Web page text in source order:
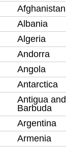
Afghanistan
Albania
Algeria
Andorra
Angola
Antarctica
Antigua and
Barbuda
Argentina
Armenia